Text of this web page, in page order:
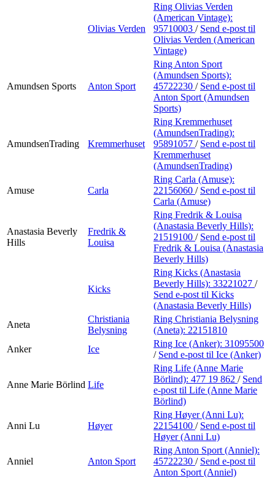
Olivias Verden
Ring Olivias Verden
(American Vintage):
95710003 / Send e-post til
Olivias Verden (American
Vintage)
Amundsen Sports Anton Sport
Ring Anton Sport
(Amundsen Sports):
45722230 / Send e-post til
Anton Sport (Amundsen
Sports)
AmundsenTrading Kremmerhuset
Ring Kremmerhuset
(AmundsenTrading):
95891057 / Send e-post til
Kremmerhuset
(AmundsenTrading)
Amuse Carla
Ring Carla (Amuse):
22156060 / Send e-post til
Carla (Amuse)
Anastasia Beverly
Hills
Fredrik &
Louisa
Ring Fredrik & Louisa
(Anastasia Beverly Hills):
21519100 / Send e-post til
Fredrik & Louisa (Anastasia
Beverly Hills)
Kicks
Ring Kicks (Anastasia
Beverly Hills): 33221027 /
Send e-post til Kicks
(Anastasia Beverly Hills)
Aneta
Christiania
Belysning
Ring Christiania Belysning
(Aneta): 22151810
Anker
Ice
Ring Ice (Anker): 31095500
/ Send e-post til Ice (Anker)
Anne Marie Börlind Life
Ring Life (Anne Marie
Börlind): 477 19 862 / Send
e-post til Life (Anne Marie
Börlind)
Anni Lu Høyer
Ring Høyer (Anni Lu):
22154100 / Send e-post til
Høyer (Anni Lu)
Anniel Anton Sport
Ring Anton Sport (Anniel):
45722230 / Send e-post til
Anton Sport (Anniel)